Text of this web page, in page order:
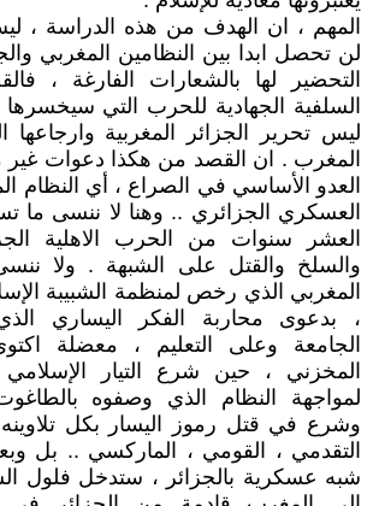
المهم ، ان الهدف من هذه الدراسة ،
لن تحصل ابدا بين النظامين المغربي
التحضير لها بالشعارات الفارغة ،
السلفية الجهادية للحرب التي سيخسرها
ليس تحرير الجزائر المغربية وارجاعها
المغرب . ان القصد من هكذا دعوات غير
العدو الأساسي في الصراع ، أي النظام
العسكري الجزائري .. وهنا لا ننسى ما
العشر سنوات من الحرب الاهلية
والسلخ والقتل على الشبهة . ولا
، بدعوى محاربة الفكر اليساري
الجامعة وعلى التعليم ، معضلة
المخزني ، حين شرع التيار الإسلامي
لمواجهة النظام الذي وصفوه
وشرع في قتل رموز اليسار بكل تلاوينه
التقدمي ، القومي ، الماركسي .. بل
شبه عسكرية بالجزائر ، ستدخل فلول